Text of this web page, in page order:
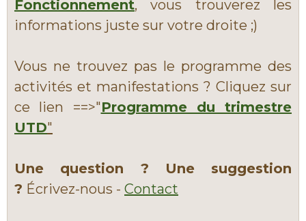
Fonctionnement, vous trouverez les
informations juste sur votre droite ;)
Vous ne trouvez pas le programme des
activités et manifestations ? Cliquez sur
ce lien ==>"Programme du trimestre
UTD"
Une question ? Une suggestion
? Écrivez-nous - Contact